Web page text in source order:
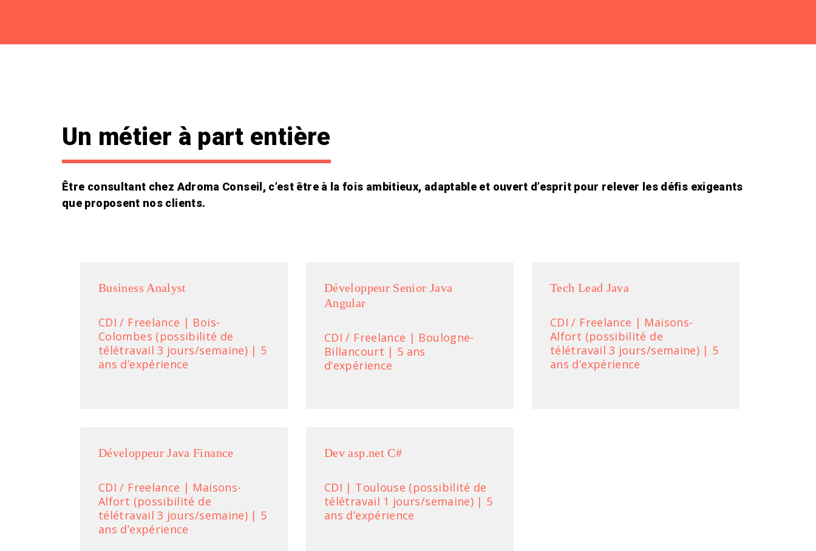
Un métier à part entière
Être consultant chez Adroma Conseil, c’est être à la fois ambitieux, adaptable et ouvert d’esprit pour relever les défis exigeants
que proposent nos clients.
Business Analyst
CDI / Freelance | Bois-
Colombes (possibilité de
télétravail 3 jours/semaine) | 5
ans d’expérience
Développeur Senior Java
Angular
CDI / Freelance | Boulogne-
Billancourt | 5 ans
d’expérience
Tech Lead Java
CDI / Freelance | Maisons-
Alfort (possibilité de
télétravail 3 jours/semaine) | 5
ans d’expérience
Développeur Java Finance
CDI / Freelance | Maisons-
Alfort (possibilité de
télétravail 3 jours/semaine) | 5
ans d’expérience
Dev asp.net C#
CDI | Toulouse (possibilité de
télétravail 1 jours/semaine) | 5
ans d’expérience